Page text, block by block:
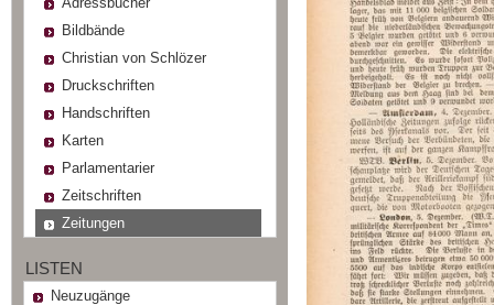
Bildbände
Christian von Schlözer
Druckschriften
Handschriften
Karten
Parlamentarier
Zeitschriften
Zeitungen
LISTEN
Neuzugänge